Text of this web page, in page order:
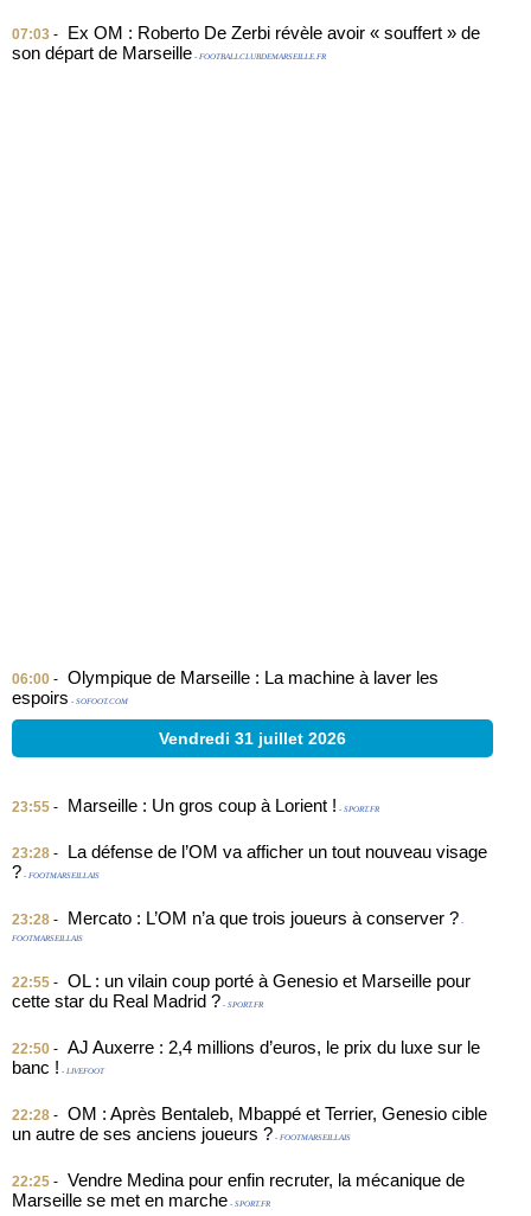
07:03 -
Ex OM : Roberto De Zerbi révèle avoir « souffert » de
son départ de Marseille - FOOTBALLCLUBDEMARSEILLE.FR
06:00 - Olympique de Marseille : La machine à laver les
espoirs - SOFOOT.COM
Vendredi 31 juillet 2026
23:55 - Marseille : Un gros coup à Lorient ! - SPORT.FR
23:28 -
La défense de l’OM va afficher un tout nouveau visage
? - FOOTMARSEILLAIS
23:28 - Mercato : L’OM n’a que trois joueurs à conserver ? -
FOOTMARSEILLAIS
22:55 - OL : un vilain coup porté à Genesio et Marseille pour
cette star du Real Madrid ? - SPORT.FR
22:50 - AJ Auxerre : 2,4 millions d’euros, le prix du luxe sur le
banc ! - LIVEFOOT
22:28 - OM : Après Bentaleb, Mbappé et Terrier, Genesio cible
un autre de ses anciens joueurs ? - FOOTMARSEILLAIS
22:25 - Vendre Medina pour enfin recruter, la mécanique de
Marseille se met en marche - SPORT.FR